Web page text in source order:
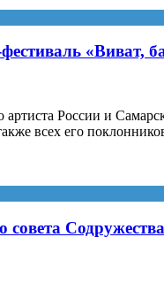
«Виват,
России и
всех его
совета